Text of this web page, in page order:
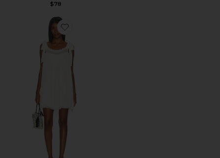
$78
Favorite ПЛАТЬЕ EVIRA